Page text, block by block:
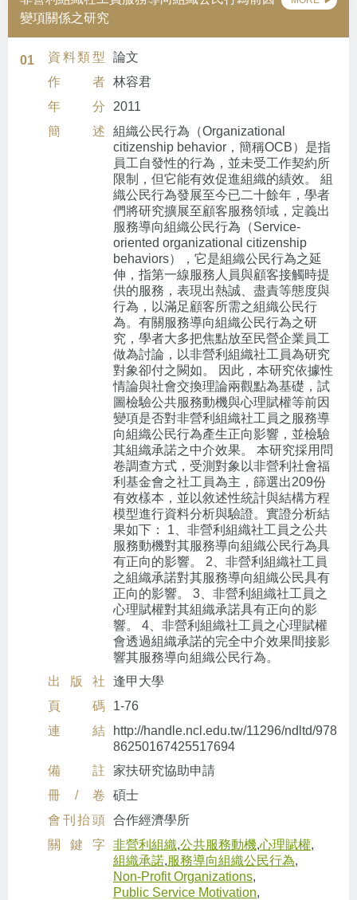
變項關係之研究
01 資料類型
論文
作者 林容君
年分
2011
簡述
組織公民行為（Organizational
citizenship behavior，簡稱OCB）是指
員工自發性的行為，並未受工作契約所
限制，但它能有效促進組織的績效。 組
織公民行為發展至今已二十餘年，學者
們將研究擴展至顧客服務領域，定義出
服務導向組織公民行為（Service-
oriented organizational citizenship
behaviors），它是組織公民行為之延
伸，指第一線服務人員與顧客接觸時提
供的服務，表現出熱誠、盡責等態度與
行為，以滿足顧客所需之組織公民行
為。有關服務導向組織公民行為之研
究，學者大多把焦點放至民營企業員工
做為討論，以非營利組織社工員為研究
對象卻付之闕如。 因此，本研究依據性
情論與社會交換理論兩觀點為基礎，試
圖檢驗公共服務動機與心理賦權等前因
變項是否對非營利組織社工員之服務導
向組織公民行為產生正向影響，並檢驗
其組織承諾之中介效果。 本研究採用問
卷調查方式，受測對象以非營利社會福
利基金會之社工員為主，篩選出209份
有效樣本，並以敘述性統計與結構方程
模型進行資料分析與驗證。實證分析結
果如下： 1、非營利組織社工員之公共
服務動機對其服務導向組織公民行為具
有正向的影響。 2、非營利組織社工員
之組織承諾對其服務導向組織公民具有
正向的影響。 3、非營利組織社工員之
心理賦權對其組織承諾具有正向的影
響。 4、非營利組織社工員之心理賦權
會透過組織承諾的完全中介效果間接影
響其服務導向組織公民行為。
出版社
逢甲大學
頁碼
1-76
連結
http://handle.ncl.edu.tw/11296/ndltd/978
86250167425517694
備註
家扶研究協助申請
冊/卷
碩士
會刊抬頭 合作經濟學所
關鍵字 非營利組織,公共服務動機,心理賦權,
組織承諾,服務導向組織公民行為,
Non-Profit Organizations,
Public Service Motivation,